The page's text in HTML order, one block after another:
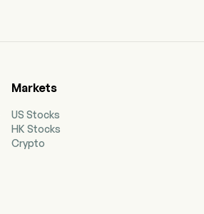
Markets
US Stocks
HK Stocks
Crypto